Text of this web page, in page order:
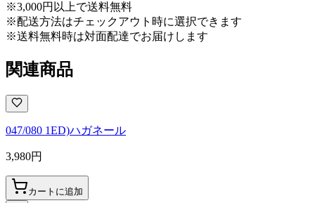
※3,000円以上で送料無料
※配送方法はチェックアウト時に選択できます
※送料無料時は対面配達でお届けします
関連商品
047/080 1ED)ハガネール
3,980円
カートに追加